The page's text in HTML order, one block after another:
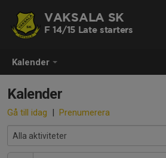
Kalender
VAKSALA SK
F 14/15 Late starters
Kalender
Gå till idag | Prenumerera